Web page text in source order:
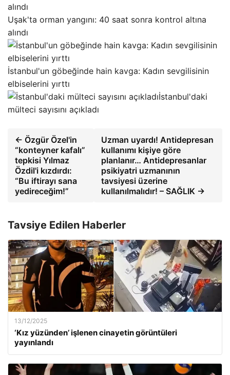
Uşak'ta orman yangını: 40 saat sonra kontrol altına
alındı
İstanbul'un göbeğinde hain kavga: Kadın sevgilisinin
elbiselerini yırttı
İstanbul'daki
mülteci sayısını açıkladı
← Özgür Özel'in
“konteyner kafalı”
tepkisi Yılmaz
Özdil'i kızdırdı:
“Bu iftirayı sana
yedireceğim!”
Uzman uyardı! Antidepresan
kullanımı kişiye göre
planlanır… Antidepresanlar
psikiyatri uzmanının
tavsiyesi üzerine
kullanılmalıdır! – SAĞLIK →
Tavsiye Edilen Haberler
13/12/2025
‘Kız yüzünden’ işlenen cinayetin görüntüleri
yayınlandı